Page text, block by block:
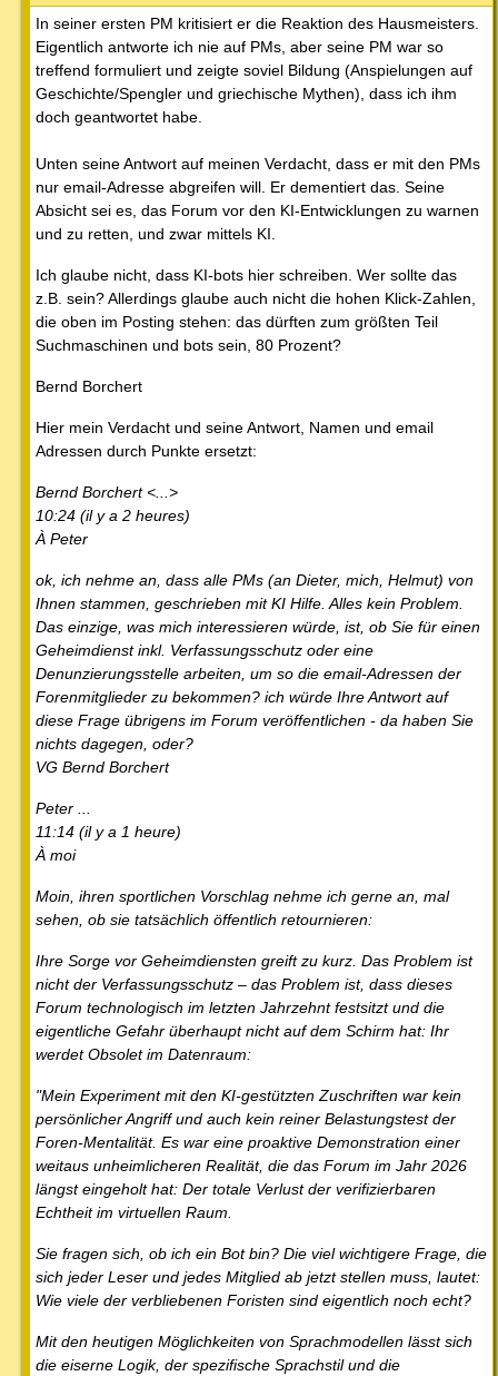
In seiner ersten PM kritisiert er die Reaktion des Hausmeisters.
Eigentlich antworte ich nie auf PMs, aber seine PM war so
treffend formuliert und zeigte soviel Bildung (Anspielungen auf
Geschichte/Spengler und griechische Mythen), dass ich ihm
doch geantwortet habe.
Unten seine Antwort auf meinen Verdacht, dass er mit den PMs
nur email-Adresse abgreifen will. Er dementiert das. Seine
Absicht sei es, das Forum vor den KI-Entwicklungen zu warnen
und zu retten, und zwar mittels KI.
Ich glaube nicht, dass KI-bots hier schreiben. Wer sollte das
z.B. sein? Allerdings glaube auch nicht die hohen Klick-Zahlen,
die oben im Posting stehen: das dürften zum größten Teil
Suchmaschinen und bots sein, 80 Prozent?
Bernd Borchert
Hier mein Verdacht und seine Antwort, Namen und email
Adressen durch Punkte ersetzt:
Bernd Borchert <...>
10:24 (il y a 2 heures)
À Peter
ok, ich nehme an, dass alle PMs (an Dieter, mich, Helmut) von
Ihnen stammen, geschrieben mit KI Hilfe. Alles kein Problem.
Das einzige, was mich interessieren würde, ist, ob Sie für einen
Geheimdienst inkl. Verfassungsschutz oder eine
Denunzierungsstelle arbeiten, um so die email-Adressen der
Forenmitglieder zu bekommen? ich würde Ihre Antwort auf
diese Frage übrigens im Forum veröffentlichen - da haben Sie
nichts dagegen, oder?
VG Bernd Borchert
Peter ...
11:14 (il y a 1 heure)
À moi
Moin, ihren sportlichen Vorschlag nehme ich gerne an, mal
sehen, ob sie tatsächlich öffentlich retournieren:
Ihre Sorge vor Geheimdiensten greift zu kurz. Das Problem ist
nicht der Verfassungsschutz – das Problem ist, dass dieses
Forum technologisch im letzten Jahrzehnt festsitzt und die
eigentliche Gefahr überhaupt nicht auf dem Schirm hat: Ihr
werdet Obsolet im Datenraum:
"Mein Experiment mit den KI-gestützten Zuschriften war kein
persönlicher Angriff und auch kein reiner Belastungstest der
Foren-Mentalität. Es war eine proaktive Demonstration einer
weitaus unheimlicheren Realität, die das Forum im Jahr 2026
längst eingeholt hat: Der totale Verlust der verifizierbaren
Echtheit im virtuellen Raum.
Sie fragen sich, ob ich ein Bot bin? Die viel wichtigere Frage, die
sich jeder Leser und jedes Mitglied ab jetzt stellen muss, lautet:
Wie viele der verbliebenen Foristen sind eigentlich noch echt?
Mit den heutigen Möglichkeiten von Sprachmodellen lässt sich
die eiserne Logik, der spezifische Sprachstil und die